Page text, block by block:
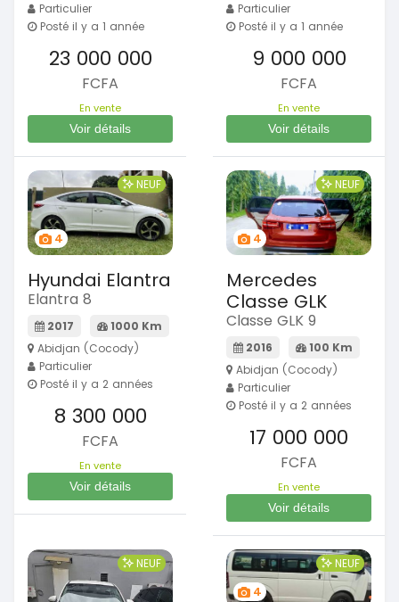
Particulier
Posté il y a 1 année
23 000 000
FCFA
En vente
Voir détails
Particulier
Posté il y a 1 année
9 000 000
FCFA
En vente
Voir détails
4
NEUF
Hyundai Elantra
Elantra 8
2017
1000 Km
Abidjan (Cocody)
Particulier
Posté il y a 2 années
8 300 000
FCFA
En vente
Voir détails
4
NEUF
Mercedes
Classe GLK
Classe GLK 9
2016
100 Km
Abidjan (Cocody)
Particulier
Posté il y a 2 années
17 000 000
FCFA
En vente
Voir détails
NEUF
4
NEUF